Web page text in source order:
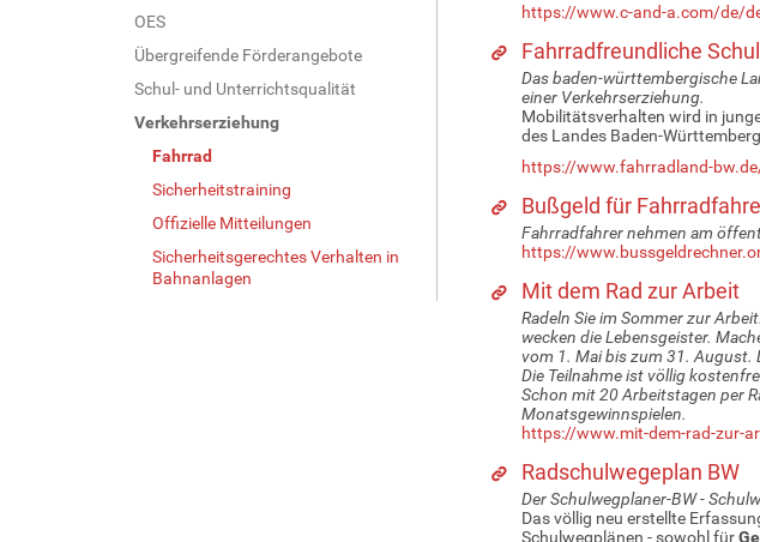
OES
Übergreifende Förderangebote
Schul- und Unterrichtsqualität
Verkehrserziehung
Fahrrad
Sicherheitstraining
Offizielle Mitteilungen
Sicherheitsgerechtes Verhalten in
Bahnanlagen
https://www.c-and-a.com/de/
Fahrradfreundliche
Das baden-württembergische
einer Verkehrserziehung.
Mobilitätsverhalten wird in
des Landes Baden-
https://www.fahrradland-
Bußgeld für
Fahrradfahrer nehmen am
https://
Mit dem Rad zur Arbeit
Radeln Sie im Sommer zur
wecken die Lebensgeister.
vom 1. Mai bis zum 31. August.
Die Teilnahme ist völlig
Schon mit 20 Arbeitstagen per
Monatsgewinnspielen.
https://www.mit-dem-rad-zur-
Radschulwegeplan BW
Der Schulwegplaner-BW -
Das völlig neu erstellte
Schulwegplänen - sowohl für